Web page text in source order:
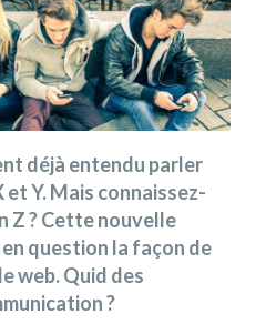
déjà entendu parler
Y. Mais connaissez-
Z ? Cette nouvelle
question la façon de
web. Quid des
?